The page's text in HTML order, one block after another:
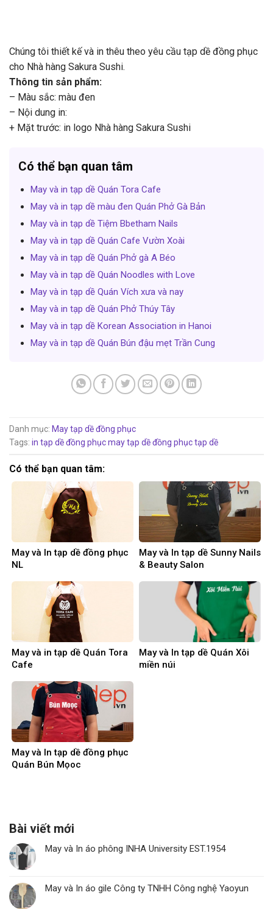
Chúng tôi thiết kế và in thêu theo yêu cầu tạp dề đồng phục
cho Nhà hàng Sakura Sushi.
Thông tin sản phẩm:
– Màu sắc: màu đen
– Nội dung in:
+ Mặt trước: in logo Nhà hàng Sakura Sushi
Có thể bạn quan tâm
May và in tạp dề Quán Tora Cafe
May và in tạp dề màu đen Quán Phở Gà Bản
May và in tạp dề Tiệm Bbetham Nails
May và in tạp dề Quán Cafe Vườn Xoài
May và in tạp dề Quán Phở gà A Béo
May và in tạp dề Quán Noodles with Love
May và in tạp dề Quán Vích xưa và nay
May và in tạp dề Quán Phở Thúy Tây
May và in tạp dề Korean Association in Hanoi
May và in tạp dề Quán Bún đậu mẹt Trần Cung
Danh mục: May tạp dề đồng phục
Tags: in tạp dề đồng phụcmay tạp dề đồng phụctạp dề
Có thể bạn quan tâm:
May và In tạp dề đồng phục
NL
May và In tạp dề Sunny Nails
& Beauty Salon
May và in tạp dề Quán Tora
Cafe
May và In tạp dề Quán Xôi
miền núi
May và In tạp dề đồng phục
Quán Bún Mọoc
Bài viết mới
May và In áo phông INHA University EST.1954
May và In áo gile Công ty TNHH Công nghệ Yaoyun